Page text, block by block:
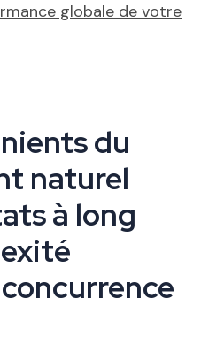
globale de votre
du
naturel
à long